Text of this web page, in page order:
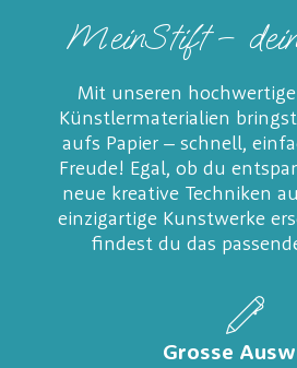
MeinStift –
Mit unseren
Künstlermaterialien
aufs Papier – schnell,
Freude! Egal, ob du
neue kreative Techniken
einzigartige Kunstwerke
findest du das
Grosse